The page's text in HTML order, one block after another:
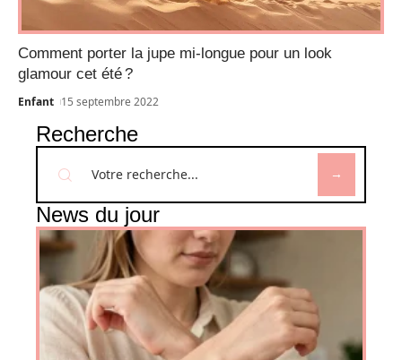
Comment porter la jupe mi-longue pour un look
glamour cet été ?
Enfant 15 septembre 2022
Recherche
News du jour